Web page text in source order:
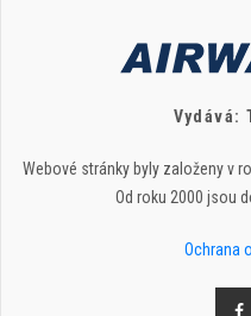
Vydává:
Webové stránky byly založeny v
Od roku 2000 jsou
Ochrana